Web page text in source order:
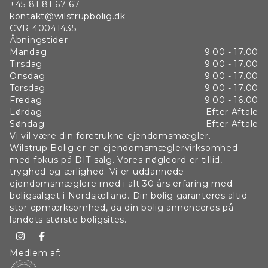
Strande og skov:
Der er flere steder du kan bade i Helsingør, men vi fremhæver
Gummistranden som ligger ved Helsingør Campingplads. En
fin sandstrand, som har mange små klitter. Stranden ligger
tæt på centrum og nem at komme til på cykel. En et af byens
andre gode strande, kan Julbækhus som ligger ca. 4 km. fra
Helsingør Centrum. Det er et naturskønt område med skøn
sandstrand og med Teglstrup Hegn i baggrunden. Teglstrup
Hegn er en dejlig skov med flere små søer og et sjovt område,
som kaldes Kohaven. Her går køerne frit rundt på marker og
skov, men du kan cykle/gå/løbe forbi dem. Så er du dus med
skovens fugle og dyr, er denne plet i Helsingør Kommune værd
at besøge.
Selvforkælelse:
Bor man i Helsingør og trænger man til at forkæle sig selv, så
behøver man ikke at tage ud fra byen. Hotel Marienlyst som
ligger direkte ud til Øresund tiltrækker mange gæster til
ombygning herunder deres Spaafdeling. Du kan købe afgang
+45 81 81 67 67
kontakt@wilstrupbolig.dk
CVR 40041435
Åbningstider
Mandag
9.00 - 17.00
Tirsdag
9.00 - 17.00
Onsdag
9.00 - 17.00
Torsdag
9.00 - 17.00
Fredag
9.00 - 16.00
Lørdag
Efter Aftale
Søndag
Efter Aftale
Vi vil være din foretrukne ejendomsmægler.
Wilstrup Bolig er en ejendomsmæglervirksomhed
med fokus på DIT salg. Vores nøgleord er tillid,
tryghed og ærlighed. Vi er uddannede
ejendomsmæglere med i alt 30 års erfaring med
boligsalget i Nordsjælland. Din bolig garanteres altid
stor opmærksomhed, da din bolig annonceres på
landets største boligsites.
Medlem af: